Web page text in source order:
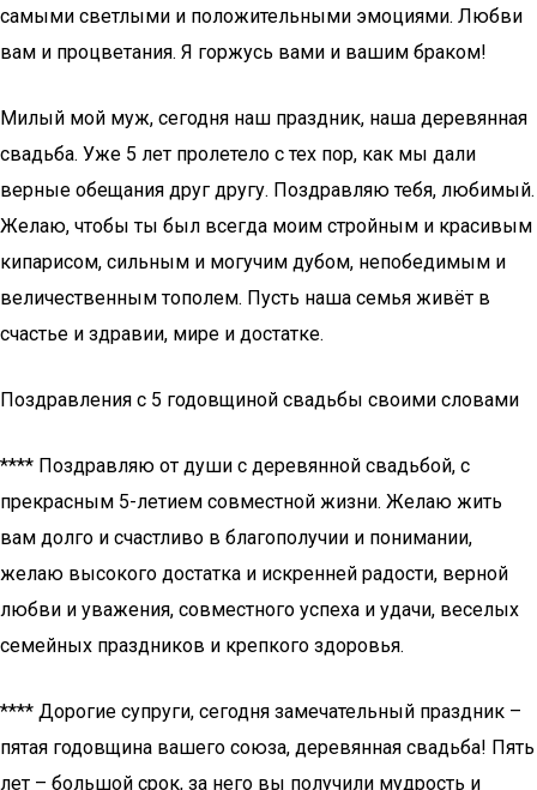
самыми светлыми и положительными эмоциями. Любви
вам и процветания. Я горжусь вами и вашим браком!
Милый мой муж, сегодня наш праздник, наша деревянная
свадьба. Уже 5 лет пролетело с тех пор, как мы дали
верные обещания друг другу. Поздравляю тебя, любимый.
Желаю, чтобы ты был всегда моим стройным и красивым
кипарисом, сильным и могучим дубом, непобедимым и
величественным тополем. Пусть наша семья живёт в
счастье и здравии, мире и достатке.
Поздравления с 5 годовщиной свадьбы своими словами
**** Поздравляю от души с деревянной свадьбой, с
прекрасным 5-летием совместной жизни. Желаю жить
вам долго и счастливо в благополучии и понимании,
желаю высокого достатка и искренней радости, верной
любви и уважения, совместного успеха и удачи, веселых
семейных праздников и крепкого здоровья.
**** Дорогие супруги, сегодня замечательный праздник –
пятая годовщина вашего союза, деревянная свадьба! Пять
лет – большой срок, за него вы получили мудрость и